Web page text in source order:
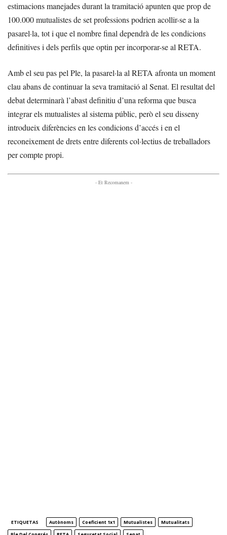
estimacions manejades durant la tramitació apunten que prop de
100.000 mutualistes de set professions podrien acollir-se a la
pasarel·la, tot i que el nombre final dependrà de les condicions
definitives i dels perfils que optin per incorporar-se al RETA.
Amb el seu pas pel Ple, la pasarel·la al RETA afronta un moment
clau abans de continuar la seva tramitació al Senat. El resultat del
debat determinarà l’abast definitiu d’una reforma que busca
integrar els mutualistes al sistema públic, però el seu disseny
introdueix diferències en les condicions d’accés i en el
reconeixement de drets entre diferents col·lectius de treballadors
per compte propi.
- Et Recomanem -
ETIQUETAS Autònoms Coeficient 1x1 Mutualistes
Mutualitats